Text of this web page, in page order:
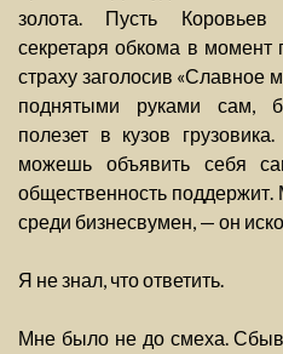
золота. Пусть Коровьев
секретаря обкома в момент
страху заголосив «Славное
поднятыми руками сам,
полезет в кузов
можешь объявить себя
общественность
среди бизнесвумен, — он
Я не знал, что ответить.
Мне было не до смеха.